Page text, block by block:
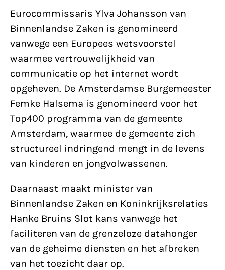
Eurocommissaris Ylva Johansson van
Binnenlandse Zaken is genomineerd
vanwege een Europees wetsvoorstel
waarmee vertrouwelijkheid van
communicatie op het internet wordt
opgeheven. De Amsterdamse Burgemeester
Femke Halsema is genomineerd voor het
Top400 programma van de gemeente
Amsterdam, waarmee de gemeente zich
structureel indringend mengt in de levens
van kinderen en jongvolwassenen.
Daarnaast maakt minister van
Binnenlandse Zaken en Koninkrijksrelaties
Hanke Bruins Slot kans vanwege het
faciliteren van de grenzeloze datahonger
van de geheime diensten en het afbreken
van het toezicht daar op.